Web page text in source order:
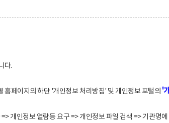
다.
홈페이지의 하단 '개인정보 처리방침' 및 개인정보 포털의 '
인정보 열람등 요구 => 개인정보 파일 검색 => 기관명